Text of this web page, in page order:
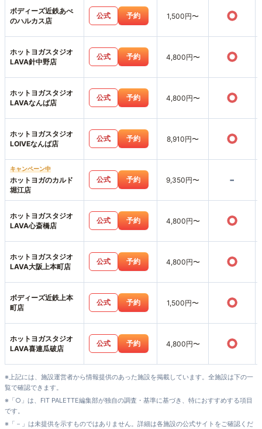
ボディーズ近鉄あべ
のハルカス店
公式 予約 1,500円〜 ○
ホットヨガスタジオ
LAVA針中野店
公式 予約 4,800円〜 ○
ホットヨガスタジオ
LAVAなんば店
公式 予約 4,800円〜 ○
ホットヨガスタジオ
LOIVEなんば店
公式 予約 8,910円〜 ○
キャンペーン中
ホットヨガのカルド
堀江店
公式 予約 9,350円〜 -
ホットヨガスタジオ
LAVA心斎橋店
公式 予約 4,800円〜 ○
ホットヨガスタジオ
LAVA大阪上本町店
公式 予約 4,800円〜 ○
ボディーズ近鉄上本
町店
公式 予約 1,500円〜 ○
ホットヨガスタジオ
LAVA喜連瓜破店
公式 予約 4,800円〜 ○
※上記には、施設運営者から情報提供のあった施設を掲載しています。全施設は下の一
覧で確認できます。
※「○」は、FIT PALETTE編集部が独自の調査・基準に基づき、特におすすめする項目
です。
※「－」は未提供を示すものではありません。詳細は各施設の公式サイトをご確認くだ